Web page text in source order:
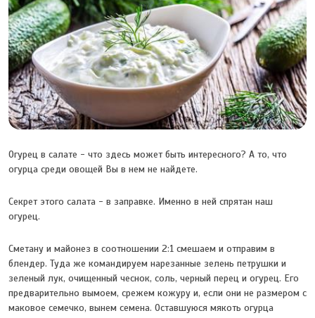
Огурец в салате - что здесь может быть интересного? А то, что
огурца среди овощей Вы в нем не найдете.
Секрет этого салата - в заправке. Именно в ней спрятан наш
огурец.
Сметану и майонез в соотношении 2:1 смешаем и отправим в
блендер. Туда же командируем нарезанные зелень петрушки и
зеленый лук, очищенный чеснок, соль, черный перец и огурец. Его
предварительно вымоем, срежем кожуру и, если они не размером с
маковое семечко, вынем семена. Оставшуюся мякоть огурца